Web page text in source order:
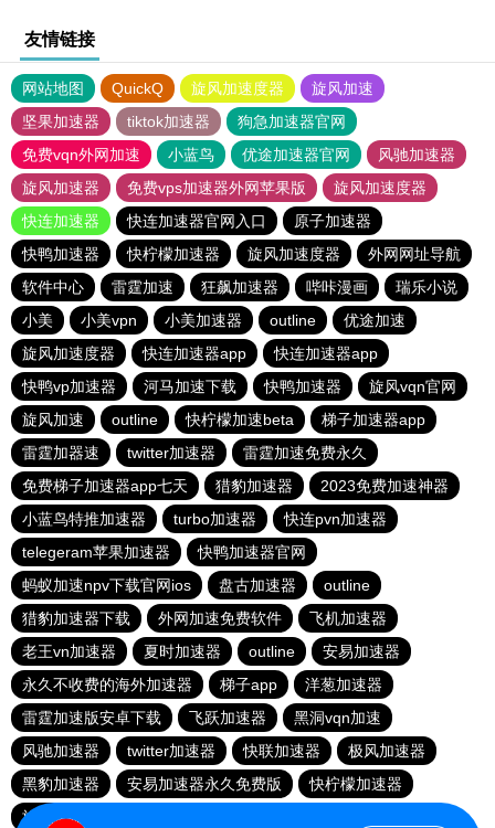
友情链接
网站地图 QuickQ 旋风加速度器
旋风加速
坚果加速器
tiktok加速器
狗急加速器官网
免费vqn外网加速
小蓝鸟 优途加速器官网
风驰加速器
旋风加速器
免费vps加速器外网苹果版
旋风加速度器
快连加速器
快连加速器官网入口
原子加速器
快鸭加速器
快柠檬加速器 旋风加速度器
外网网址导航
软件中心
雷霆加速 狂飙加速器 哔咔漫画
瑞乐小说
小美
小美vpn 小美加速器 outline
优途加速
旋风加速度器
快连加速器app
快连加速器app
快鸭vp加速器
河马加速下载 快鸭加速器
旋风vqn官网
旋风加速
outline 快柠檬加速beta
梯子加速器app
雷霆加器速
twitter加速器
雷霆加速免费永久
免费梯子加速器app七天
猎豹加速器
2023免费加速神器
小蓝鸟特推加速器
turbo加速器
快连pvn加速器
telegeram苹果加速器
快鸭加速器官网
蚂蚁加速npv下载官网ios
盘古加速器
outline
猎豹加速器下载
外网加速免费软件
飞机加速器
老王vn加速器
夏时加速器 outline
安易加速器
永久不收费的海外加速器
梯子app
洋葱加速器
雷霆加速版安卓下载
飞跃加速器
黑洞vqn加速
风驰加速器
twitter加速器 快联加速器
极风加速器
黑豹加速器
安易加速器永久免费版
快柠檬加速器
旋风加速度器